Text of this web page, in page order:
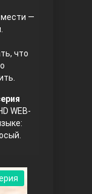
мести —
что
WEB-